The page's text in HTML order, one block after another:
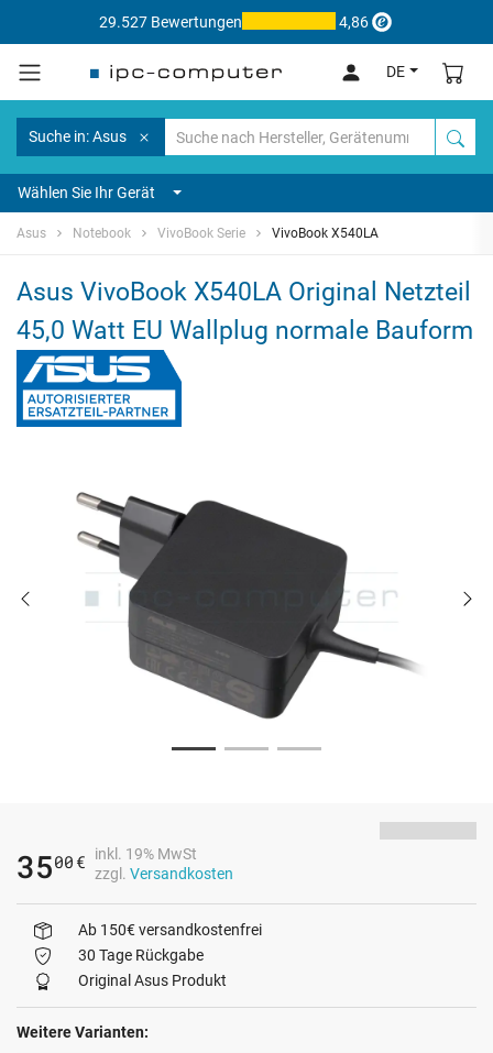
29.527 Bewertungen 4,86
DE
Suche in: Asus
Wählen Sie Ihr Gerät
Asus Notebook VivoBook Serie VivoBook X540LA
Asus VivoBook X540LA Original Netzteil
45,0 Watt EU Wallplug normale Bauform
3500 €
inkl. 19% MwSt
zzgl. Versandkosten
Ab 150€ versandkostenfrei
30 Tage Rückgabe
Original Asus Produkt
Weitere Varianten: